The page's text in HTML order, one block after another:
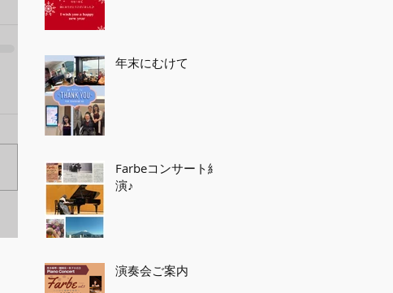
年末にむけて
Farbeコンサート終
演♪
演奏会ご案内